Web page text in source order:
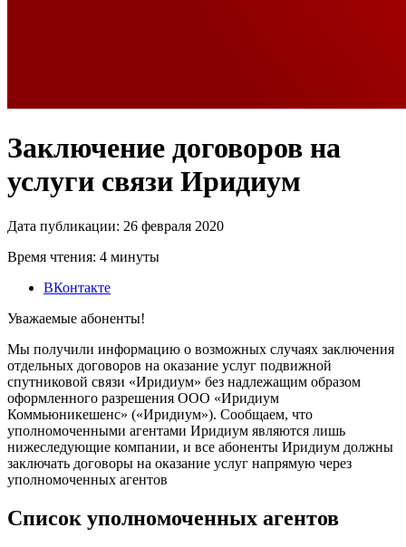
Заключение договоров на
услуги связи Иридиум
Дата публикации: 26 февраля 2020
Время чтения: 4 минуты
ВКонтакте
Уважаемые абоненты!
Мы получили информацию о возможных случаях заключения
отдельных договоров на оказание услуг подвижной
спутниковой связи «Иридиум» без надлежащим образом
оформленного разрешения ООО «Иридиум
Коммьюникешенс» («Иридиум»). Сообщаем, что
уполномоченными агентами Иридиум являются лишь
нижеследующие компании, и все абоненты Иридиум должны
заключать договоры на оказание услуг напрямую через
уполномоченных агентов
Список уполномоченных агентов